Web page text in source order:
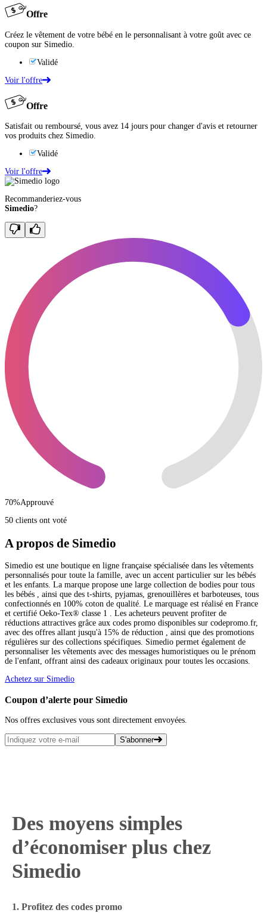
Offre
Créez le vêtement de votre bébé en le personnalisant à votre goût avec ce
coupon sur Simedio.
Validé
Voir l'offre
Offre
Satisfait ou remboursé, vous avez 14 jours pour changer d'avis et retourner
vos produits chez Simedio.
Validé
Voir l'offre
Recommanderiez-vous
Simedio?
70%Approuvé
50 clients ont voté
A propos de Simedio
Simedio est une boutique en ligne française spécialisée dans les vêtements
personnalisés pour toute la famille, avec un accent particulier sur les bébés
et les enfants. La marque propose une large collection de bodies pour tous
les bébés , ainsi que des t-shirts, pyjamas, grenouillères et barboteuses, tous
confectionnés en 100% coton de qualité. Le marquage est réalisé en France
et certifié Oeko-Tex® classe 1 . Les acheteurs peuvent profiter de
réductions attractives grâce aux codes promo disponibles sur codepromo.fr,
avec des offres allant jusqu'à 15% de réduction , ainsi que des promotions
régulières sur des collections spécifiques. Simedio permet également de
personnaliser les vêtements avec des messages humoristiques ou le prénom
de l'enfant, offrant ainsi des cadeaux originaux pour toutes les occasions.
Achetez sur Simedio
Coupon d’alerte pour Simedio
Nos offres exclusives vous sont directement envoyées.
S'abonner
Des moyens simples
d’économiser plus chez
Simedio
1. Profitez des codes promo